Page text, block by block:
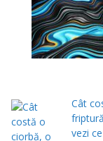
Cât
vezi